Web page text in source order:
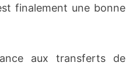
finalement une bonne
aux transferts de